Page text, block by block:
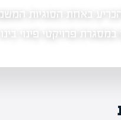
באחת הסוגיות
פרויקטי פינוי